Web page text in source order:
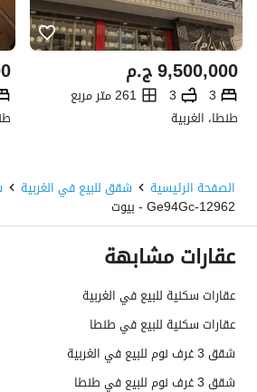
ج.م9,500,000
3
3
261 متر مربع
طنطا، الغربية
الصفحة الرئيسية شقق للبيع في الغربية
12962-Ge94Gc - بيوت
عقارات مشابهة
عقارات سكنية للبيع في الغربية
عقارات سكنية للبيع في طنطا
شقق 3 غرف نوم للبيع في الغربية
شقق 3 غرف نوم للبيع في طنطا